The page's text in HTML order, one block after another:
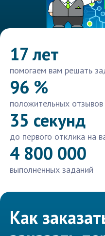
17 лет
помогаем вам решать
96 %
положительных отзывов
35 секунд
до первого отклика на
4 800 000
выполненных заданий
Как